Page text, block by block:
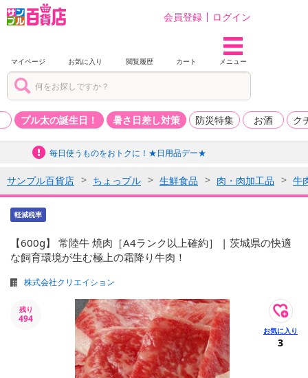
会員登録 ログイン
マイページ お気に入り 閲覧履歴 カート メニュー
プル太の誕生日！ 暑さ日差し対策 防災特集 お酒 ク
毎日使うものをおトクに！★日用品デー★
サンプル百貨店 ちょっプル 生鮮食品 肉・肉加工品 牛
軽減税率
【600g】 常陸牛 焼肉［A4ランク以上確約］ | 茨城県の快適
な飼育環境が生む極上の霜降り牛肉！
株式会社クリエイション
残り
494
3